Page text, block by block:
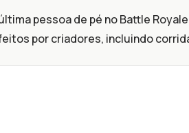
pessoa de pé no Battle
por criadores, incluindo